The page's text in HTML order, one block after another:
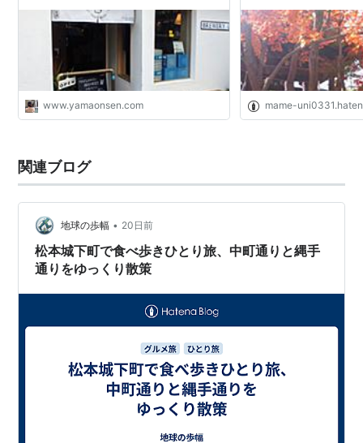
www.yamaonsen.com mame-
関連ブログ
地球の歩幅 • 20日前
松本城下町で食べ歩きひとり旅、中町通りと縄手
通りをゆっくり散策